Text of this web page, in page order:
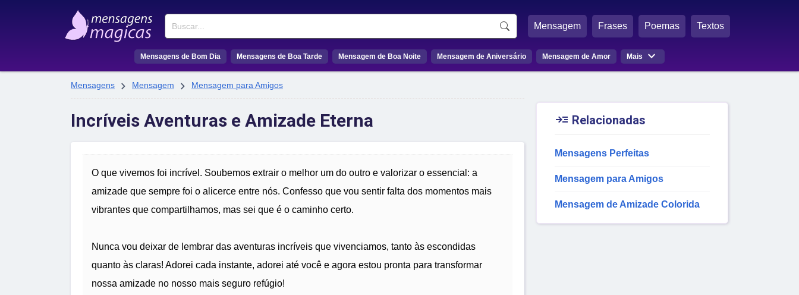
Buscar Mensagem Frases Poemas Textos
Mensagens de Bom Dia Mensagens de Boa Tarde Mensagem de Boa Noite Mensagem de Aniversário Mensagem de Amor Mais 
Mensagens  Mensagem  Mensagem para Amigos
Incríveis Aventuras e Amizade Eterna
O que vivemos foi incrível. Soubemos extrair o melhor um do outro e valorizar o essencial: a
amizade que sempre foi o alicerce entre nós. Confesso que vou sentir falta dos momentos mais
vibrantes que compartilhamos, mas sei que é o caminho certo.
Nunca vou deixar de lembrar das aventuras incríveis que vivenciamos, tanto às escondidas
quanto às claras! Adorei cada instante, adorei até você e agora estou pronta para transformar
nossa amizade no nosso mais seguro refúgio!
 Relacionadas
Mensagens Perfeitas
Mensagem para Amigos
Mensagem de Amizade Colorida